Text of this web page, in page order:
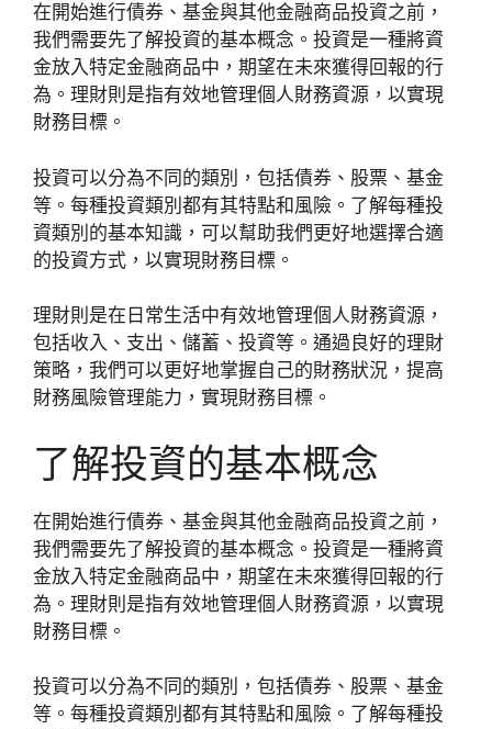
在開始進行債券、基金與其他金融商品投資之前，
我們需要先了解投資的基本概念。投資是一種將資
金放入特定金融商品中，期望在未來獲得回報的行
為。理財則是指有效地管理個人財務資源，以實現
財務目標。
投資可以分為不同的類別，包括債券、股票、基金
等。每種投資類別都有其特點和風險。了解每種投
資類別的基本知識，可以幫助我們更好地選擇合適
的投資方式，以實現財務目標。
理財則是在日常生活中有效地管理個人財務資源，
包括收入、支出、儲蓄、投資等。通過良好的理財
策略，我們可以更好地掌握自己的財務狀況，提高
財務風險管理能力，實現財務目標。
了解投資的基本概念
在開始進行債券、基金與其他金融商品投資之前，
我們需要先了解投資的基本概念。投資是一種將資
金放入特定金融商品中，期望在未來獲得回報的行
為。理財則是指有效地管理個人財務資源，以實現
財務目標。
投資可以分為不同的類別，包括債券、股票、基金
等。每種投資類別都有其特點和風險。了解每種投